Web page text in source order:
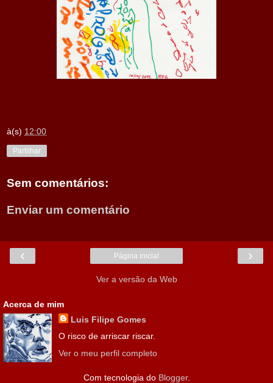
à(s) 12:00
Partilhar
Sem comentários:
Enviar um comentário
‹ ›
Página inicial
Ver a versão da Web
Acerca de mim
Luis Filipe Gomes
O risco de arriscar riscar.
Ver o meu perfil completo
Com tecnologia do Blogger.